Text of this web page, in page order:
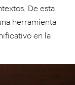
De esta
herramienta
en la